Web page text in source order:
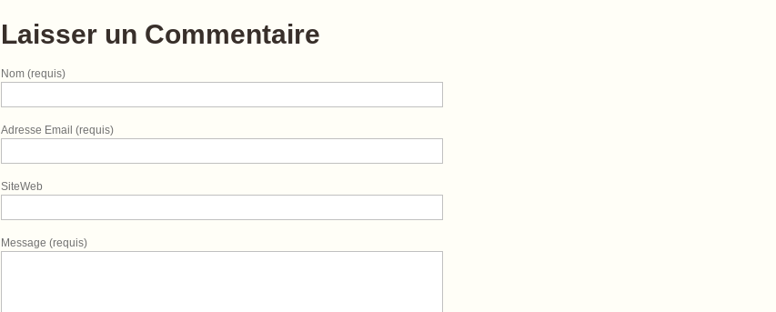
Laisser un Commentaire
Nom (requis)
Adresse Email (requis)
SiteWeb
Message (requis)